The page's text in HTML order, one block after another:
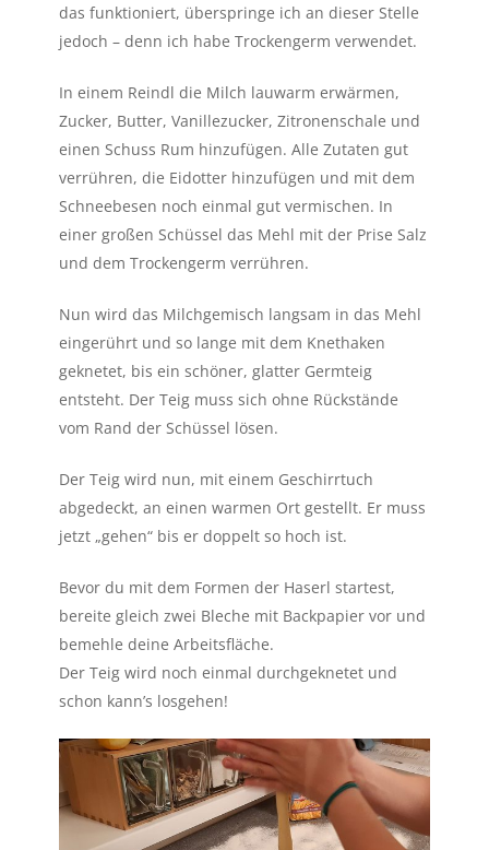
das funktioniert, überspringe ich an dieser Stelle
jedoch – denn ich habe Trockengerm verwendet.
In einem Reindl die Milch lauwarm erwärmen,
Zucker, Butter, Vanillezucker, Zitronenschale und
einen Schuss Rum hinzufügen. Alle Zutaten gut
verrühren, die Eidotter hinzufügen und mit dem
Schneebesen noch einmal gut vermischen. In
einer großen Schüssel das Mehl mit der Prise Salz
und dem Trockengerm verrühren.
Nun wird das Milchgemisch langsam in das Mehl
eingerührt und so lange mit dem Knethaken
geknetet, bis ein schöner, glatter Germteig
entsteht. Der Teig muss sich ohne Rückstände
vom Rand der Schüssel lösen.
Der Teig wird nun, mit einem Geschirrtuch
abgedeckt, an einen warmen Ort gestellt. Er muss
jetzt „gehen“ bis er doppelt so hoch ist.
Bevor du mit dem Formen der Haserl startest,
bereite gleich zwei Bleche mit Backpapier vor und
bemehle deine Arbeitsfläche.
Der Teig wird noch einmal durchgeknetet und
schon kann’s losgehen!